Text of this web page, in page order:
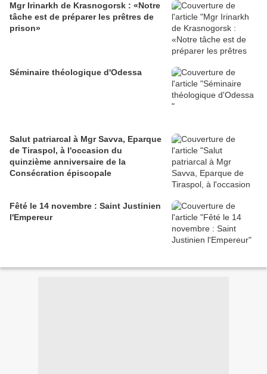
Mgr Irinarkh de Krasnogorsk : «Notre
tâche est de préparer les prêtres de
prison»
Séminaire théologique d'Odessa
Salut patriarcal à Mgr Savva, Eparque
de Tiraspol, à l'occasion du
quinzième anniversaire de la
Consécration épiscopale
Fêté le 14 novembre : Saint Justinien
l'Empereur